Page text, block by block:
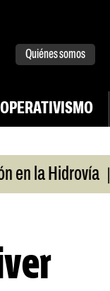
Quiénes somos
la Hidrovía |